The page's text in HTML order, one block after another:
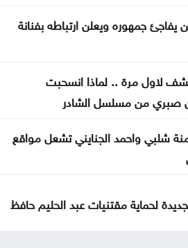
يفاجئ جمهوره ويعلن ارتباطه بفنانة
لاول مرة .. لماذا انسحبت
صبري من مسلسل الشادر
شلبي واحمد الجنايني تشعل مواقع
لحماية مقتنيات عبد الحليم حافظ